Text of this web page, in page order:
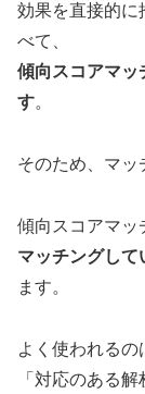
効果を直接的に
べて、
傾向スコアマッ
す。
そのため、マッ
傾向スコアマッ
マッチングして
ます。
よく使われるの
「対応のある